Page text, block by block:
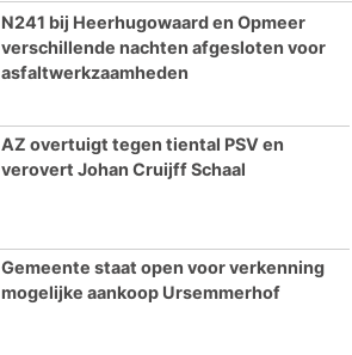
N241 bij Heerhugowaard en Opmeer
verschillende nachten afgesloten voor
asfaltwerkzaamheden
AZ overtuigt tegen tiental PSV en
verovert Johan Cruijff Schaal
Gemeente staat open voor verkenning
mogelijke aankoop Ursemmerhof